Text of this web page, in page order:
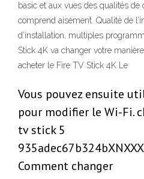
basic et aux vues des qualités de
comprend aisément. Qualité de
d’installation, multiples
Stick 4K va changer votre
acheter le Fire TV Stick 4K Le
Vous pouvez ensuite
pour modifier le Wi-Fi.
tv stick 5
Comment changer